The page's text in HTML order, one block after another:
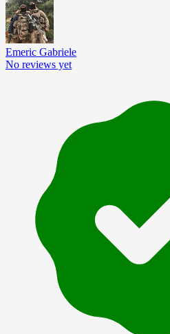
Emeric Gabriele
No reviews yet